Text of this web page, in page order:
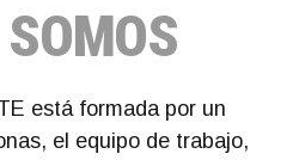
SOMOS
está formada por un
el equipo de trabajo,